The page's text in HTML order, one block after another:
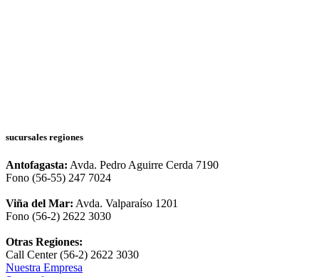
sucursales regiones
Antofagasta: Avda. Pedro Aguirre Cerda 7190
Fono (56-55) 247 7024
Viña del Mar: Avda. Valparaíso 1201
Fono (56-2) 2622 3030
Otras Regiones:
Call Center (56-2) 2622 3030
Nuestra Empresa